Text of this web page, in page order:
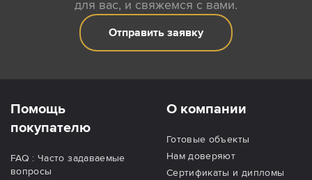
для вас, и свяжемся с вами.
Отправить заявку
Помощь
покупателю
FAQ : Часто задаваемые
вопросы
О компании
Готовые объекты
Нам доверяют
Сертификаты и дипломы